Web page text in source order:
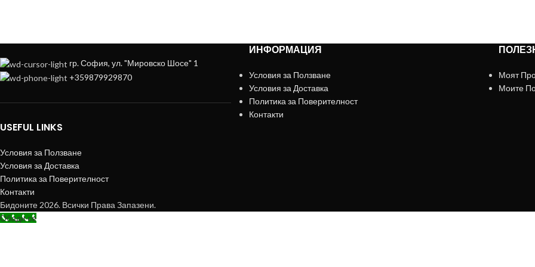
гр. София, ул. "Мировско Шосе" 1
+359879929870
USEFUL LINKS
Условия за Ползване
Условия за Доставка
Политика за Поверителност
Контакти
ИНФОРМАЦИЯ
Условия за Ползване
Условия за Доставка
Политика за Поверителност
Контакти
Моят
Моите
Бидоните 2026. Всички Права Запазени.
Обади се